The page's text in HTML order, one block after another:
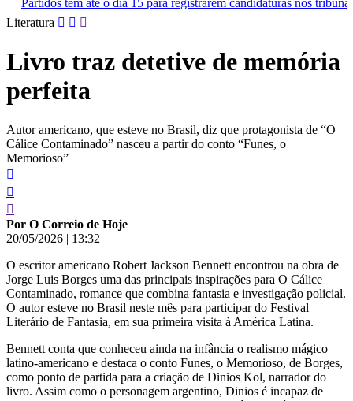
15 para registrarem candidaturas nos tribunais
Senai RN abre
Pular
conteúdo
Literatura
Livro traz detetive de memória
perfeita
Autor americano, que esteve no Brasil, diz que protagonista de “O
Cálice Contaminado” nasceu a partir do conto “Funes, o
Memorioso”
Por O Correio de Hoje
20/05/2026 | 13:32
O escritor americano Robert Jackson Bennett encontrou na obra de
Jorge Luis Borges uma das principais inspirações para O Cálice
Contaminado, romance que combina fantasia e investigação policial.
O autor esteve no Brasil neste mês para participar do Festival
Literário de Fantasia, em sua primeira visita à América Latina.
Bennett conta que conheceu ainda na infância o realismo mágico
latino-americano e destaca o conto Funes, o Memorioso, de Borges,
como ponto de partida para a criação de Dinios Kol, narrador do
livro. Assim como o personagem argentino, Dinios é incapaz de